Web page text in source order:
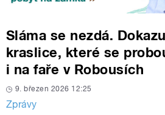
Sláma se nezdá.
kraslice, které se
i na faře v Robousích
9. březen 2026 12:25
Zprávy